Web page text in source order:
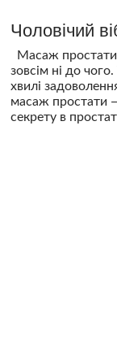
Чоловічий
Масаж простати
зовсім ні до
хвилі
масаж простати
секрету в